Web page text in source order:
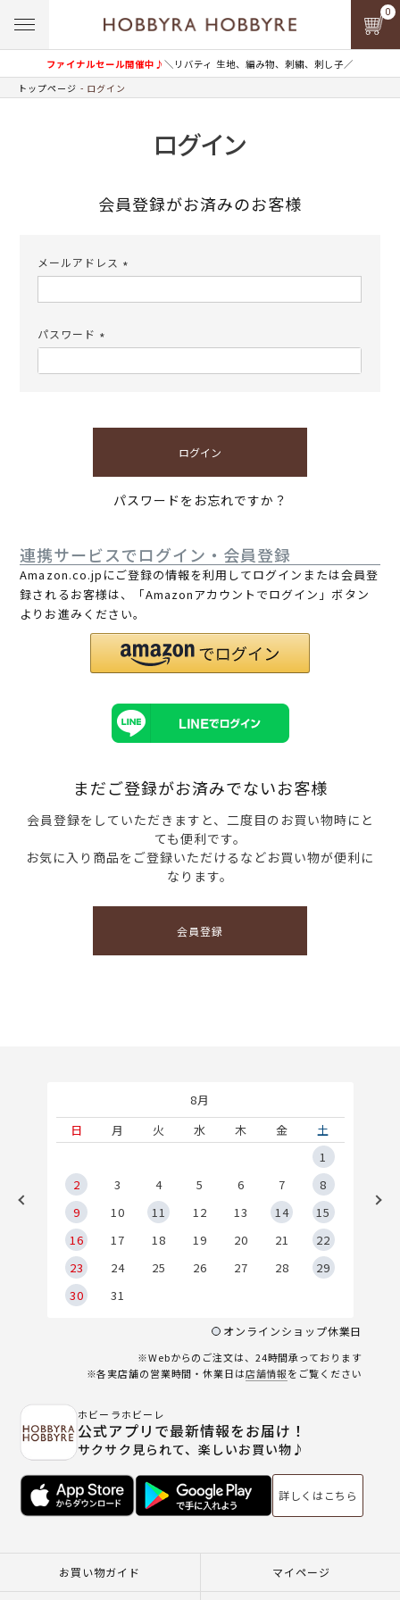
ファイナルセール開催中♪＼リバティ 生地、編み物、刺繍、刺し子／
0
トップページ ログイン
ログイン
会員登録がお済みのお客様
メールアドレス
須)
パスワード
須)
ログイン
パスワードをお忘れですか？
連携サービスでログイン・会員登録
Amazon.co.jpにご登録の情報を利用してログインまたは会員登
録されるお客様は、「Amazonアカウントでログイン」ボタン
よりお進みください。
まだご登録がお済みでないお客様
会員登録をしていただきますと、二度目のお買い物時にと
ても便利です。
お気に入り商品をご登録いただけるなどお買い物が便利に
なります。
会員登録
8月
日
月 火 水 木 金
土
1
2
3 4 5 6 7
8
9
10 11 12 13 14
15
16
17 18 19 20 21
22
23
24 25 26 27 28
29
30
31
オンラインショップ休業日
※Webからのご注文は、24時間承っております
※各実店舗の営業時間・休業日は店舗情報をご覧ください
ホビーラホビーレ
公式アプリで最新情報をお届け！
サクサク見られて、楽しいお買い物♪
詳しくはこちら
お買い物ガイド マイページ